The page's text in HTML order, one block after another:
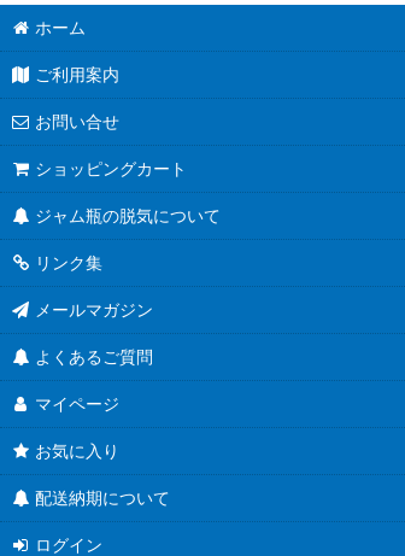
大（270ｍｌ〜）
ホーム
ご利用案内
お問い合せ
ショッピングカート
ジャム瓶の脱気について
リンク集
メールマガジン
よくあるご質問
マイページ
お気に入り
配送納期について
ログイン